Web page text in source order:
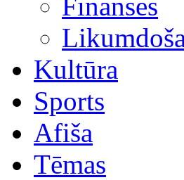
Kultūra
Sports
Afiša
Tēmas